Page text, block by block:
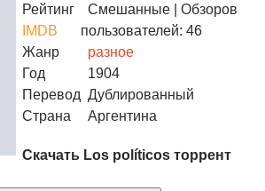
Рейтинг
IMDB
Смешанные | Обзоров
пользователей: 46
Жанр
разное
Год
1904
Перевод Дублированный
Страна
Аргентина
Скачать Los políticos торрент